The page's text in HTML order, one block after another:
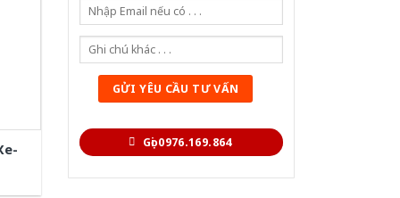
Gọi 0976.169.864